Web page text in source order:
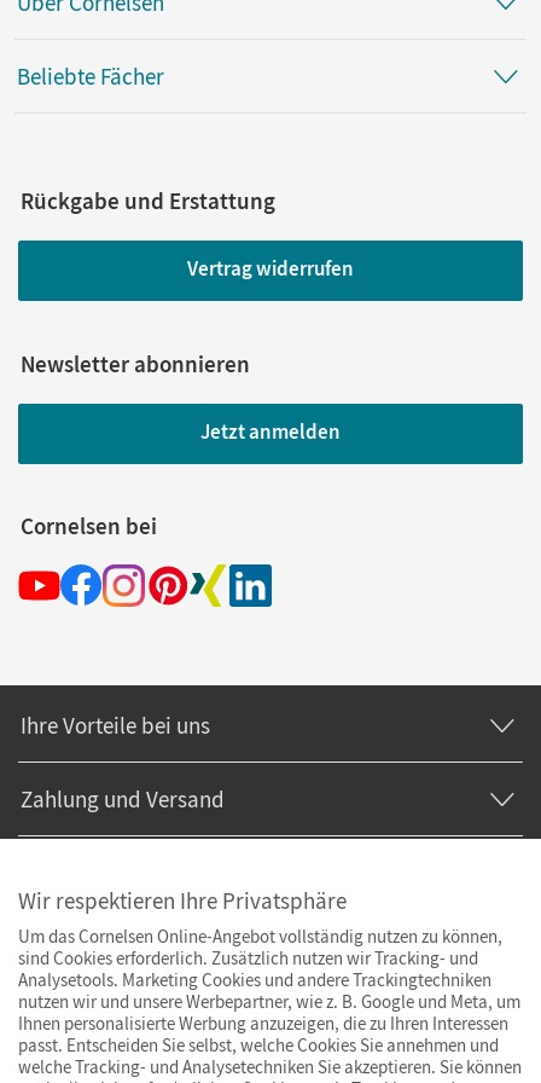
Beliebte Fächer
Rückgabe und Erstattung
Vertrag widerrufen
Newsletter abonnieren
Jetzt anmelden
Cornelsen bei
Ihre Vorteile bei uns
Zahlung und Versand
Wir respektieren Ihre Privatsphäre
Um das Cornelsen Online-Angebot vollständig nutzen zu können,
sind Cookies erforderlich. Zusätzlich nutzen wir Tracking- und
Analysetools. Marketing Cookies und andere Trackingtechniken
nutzen wir und unsere Werbepartner, wie z. B. Google und Meta, um
Ihnen personalisierte Werbung anzuzeigen, die zu Ihren Interessen
passt. Entscheiden Sie selbst, welche Cookies Sie annehmen und
welche Tracking- und Analysetechniken Sie akzeptieren. Sie können